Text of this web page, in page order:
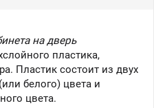
на дверь
пластика,
Пластик состоит из двух
белого) цвета и
цвета.